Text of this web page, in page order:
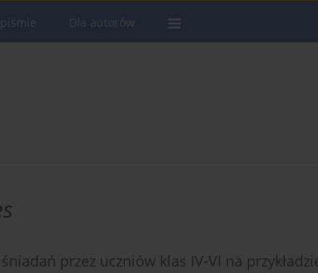
Dla autorów
przez uczniów klas IV-VI na